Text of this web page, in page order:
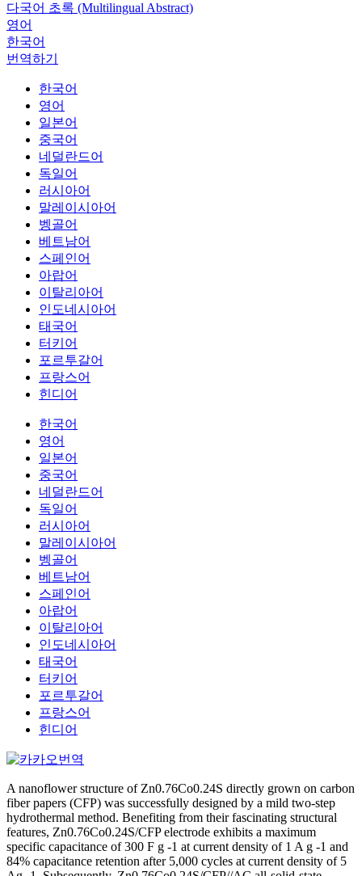
다국어 초록 (Multilingual Abstract)
영어
한국어
번역하기
한국어
영어
일본어
중국어
네덜란드어
독일어
러시아어
말레이시아어
벵골어
베트남어
스페인어
아랍어
이탈리아어
인도네시아어
태국어
터키어
포르투갈어
프랑스어
힌디어
한국어
영어
일본어
중국어
네덜란드어
독일어
러시아어
말레이시아어
벵골어
베트남어
스페인어
아랍어
이탈리아어
인도네시아어
태국어
터키어
포르투갈어
프랑스어
힌디어
A nanoflower structure of Zn0.76Co0.24S directly grown on carbon
fiber papers (CFP) was successfully designed by a mild two-step
hydrothermal method. Benefiting from their fascinating structural
features, Zn0.76Co0.24S/CFP electrode exhibits a maximum
specific capacitance of 300 F g -1 at current density of 1 A g -1 and
84% capacitance retention after 5,000 cycles at current density of 5